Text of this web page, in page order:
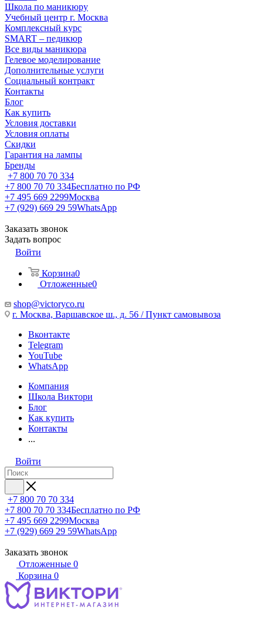
Школа по маникюру
Учебный центр г. Москва
Комплексный курс
SMART – педикюр
Все виды маникюра
Гелевое моделирование
Дополнительные услуги
Социальный контракт
Контакты
Блог
Как купить
Условия доставки
Условия оплаты
Скидки
Гарантия на лампы
Бренды
+7 800 70 70 334
+7 800 70 70 334Бесплатно по РФ
+7 495 669 2299Москва
+7 (929) 669 29 59WhatsApp
Заказать звонок
Задать вопрос
Войти
Корзина0
Отложенные0
shop@victoryco.ru
г. Москва, Варшавское ш., д. 56 / Пункт самовывоза
Вконтакте
Telegram
YouTube
WhatsApp
Компания
Школа Виктори
Блог
Как купить
Контакты
...
Войти
+7 800 70 70 334
+7 800 70 70 334Бесплатно по РФ
+7 495 669 2299Москва
+7 (929) 669 29 59WhatsApp
Заказать звонок
Отложенные 0
Корзина 0